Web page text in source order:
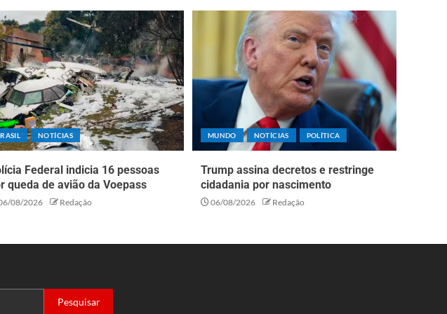
NOTÍCIAS
Federal indicia 16 pessoas
queda de avião da Voepass
08/2026 Redação
MUNDO NOTÍCIAS POLÍTICA
Trump assina decretos e restringe
cidadania por nascimento
06/08/2026 Redação